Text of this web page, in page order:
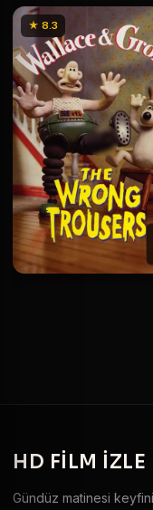
★ 8.3
HD FILM IZLE
Gündüz matinesi